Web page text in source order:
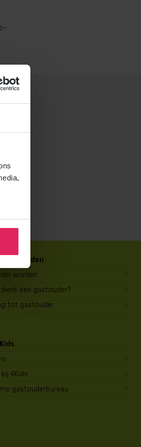
worden
worden
een gastouder?
tot gastouder
4Kids
gastouderbureau